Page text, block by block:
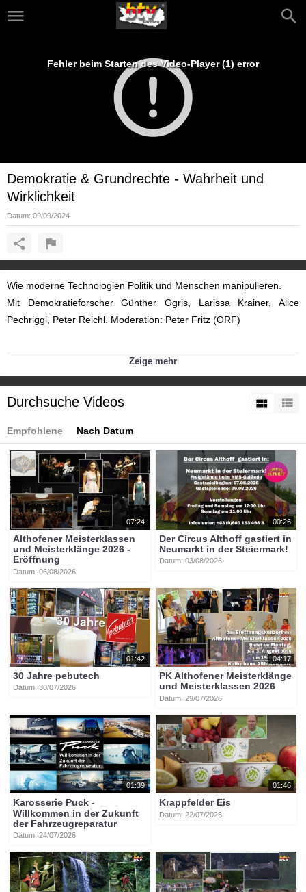
Fehler beim Starten des Video-Player (1) error
Demokratie & Grundrechte - Wahrheit und
Wirklichkeit
Datum: 09/09/2024
Wie moderne Technologien Politik und Menschen manipulieren.
Mit Demokratieforscher Günther Ogris, Larissa Krainer, Alice
Pechriggl, Peter Reichl. Moderation: Peter Fritz (ORF)
Weitere Informationen unter:
und
https://youtube.com/EuropaischeToleranzgesprache
Kategorien:
Themen » Veranstaltungen
Themen » Europäische Toleranzgespräche
Fresach
Europäische Toleranzgespräche Fresach
Tags:
btv-kärnten
denk raum fresach young poetry slam
btvon
at
europäische toleranzgespräche fresach etg24
günther
ogris
larissa krainer alice pechriggl peter reichl
peter
fritz
Zeige mehr
Durchsuche Videos
Empfohlene Nach Datum
07:24
Althofener Meisterklassen
und Meisterklänge 2026 -
Eröffnung
Datum: 06/08/2026
00:26
Der Circus Althoff gastiert in
Neumarkt in der Steiermark!
Datum: 03/08/2026
01:42
30 Jahre pebutech
Datum: 30/07/2026
04:17
PK Althofener Meisterklänge
und Meisterklassen 2026
Datum: 29/07/2026
01:39
Karosserie Puck -
Willkommen in der Zukunft
der Fahrzeugreparatur
Datum: 24/07/2026
01:46
Krappfelder Eis
Datum: 22/07/2026